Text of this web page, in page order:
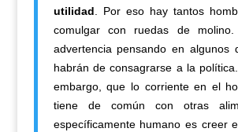
utilidad. Por eso hay tantos
comulgar con ruedas de
advertencia pensando en algunos
habrán de consagrarse a la
embargo, que lo corriente en el
tiene de común con otras
específicamente humano es creer